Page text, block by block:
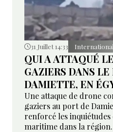
31 Juillet 14:33 International
QUI A ATTAQUÉ
GAZIERS DANS LE
DAMIETTE, EN
Une attaque de drone
gaziers au port de
renforcé les
maritime dans la région.